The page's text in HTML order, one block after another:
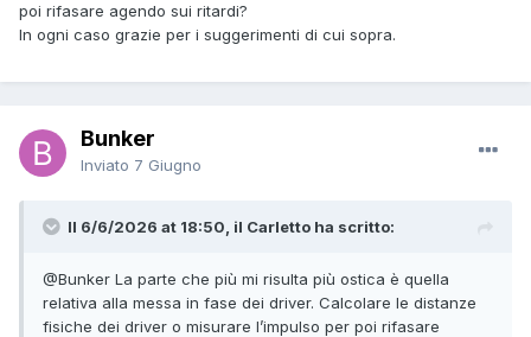
poi rifasare agendo sui ritardi?
In ogni caso grazie per i suggerimenti di cui sopra.
Bunker
Inviato 7 Giugno
Il 6/6/2026 at 18:50, il Carletto ha scritto:
@Bunker La parte che più mi risulta più ostica è quella
relativa alla messa in fase dei driver. Calcolare le distanze
fisiche dei driver o misurare l’impulso per poi rifasare